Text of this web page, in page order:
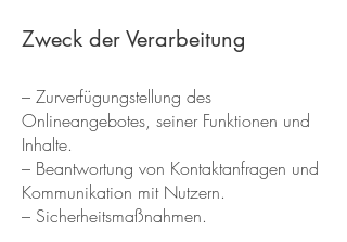
Zweck der Verarbeitung
– Zurverfügungstellung des
Onlineangebotes, seiner Funktionen und
Inhalte.
– Beantwortung von Kontaktanfragen und
Kommunikation mit Nutzern.
– Sicherheitsmaßnahmen.